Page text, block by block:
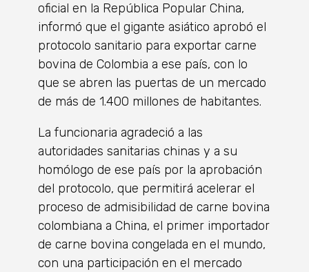
oficial en la República Popular China,
informó que el gigante asiático aprobó el
protocolo sanitario para exportar carne
bovina de Colombia a ese país, con lo
que se abren las puertas de un mercado
de más de 1.400 millones de habitantes.
La funcionaria agradeció a las
autoridades sanitarias chinas y a su
homólogo de ese país por la aprobación
del protocolo, que permitirá acelerar el
proceso de admisibilidad de carne bovina
colombiana a China, el primer importador
de carne bovina congelada en el mundo,
con una participación en el mercado